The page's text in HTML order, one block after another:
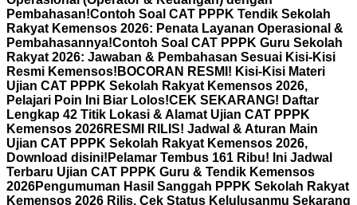
Pembahasan!Contoh Soal CAT PPPK Tendik Sekolah
Rakyat Kemensos 2026: Penata Layanan Operasional &
Pembahasannya!Contoh Soal CAT PPPK Guru Sekolah
Rakyat 2026: Jawaban & Pembahasan Sesuai Kisi-Kisi
Resmi Kemensos! BOCORAN RESMI! Kisi-Kisi Materi
Ujian CAT PPPK Sekolah Rakyat Kemensos 2026,
Pelajari Poin Ini Biar Lolos!CEK SEKARANG! Daftar
Lengkap 42 Titik Lokasi & Alamat Ujian CAT PPPK
Kemensos 2026RESMI RILIS! Jadwal & Aturan Main
Ujian CAT PPPK Sekolah Rakyat Kemensos 2026,
Download disini! Pelamar Tembus 161 Ribu! Ini Jadwal
Terbaru Ujian CAT PPPK Guru & Tendik Kemensos
2026Pengumuman Hasil Sanggah PPPK Sekolah Rakyat
Kemensos 2026 Rilis, Cek Status Kelulusanmu Sekarang